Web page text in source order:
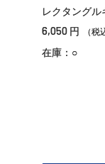
レクタングル
6,050 円 （税
在庫：○